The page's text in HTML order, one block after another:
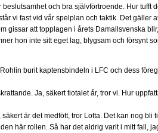
och bra självförtroende. Hur tufft
vi fast vid vår spelplan och taktik. Det gäller
gissar att topplagen i årets Damallsvenska
hon inte sitt eget lag, blygsam och försynt
burit kaptensbindeln i LFC och dess
Ja, säkert tiotalet år, tror vi. Hur
är det medfött, tror Lotta. Det kan nog bli
här rollen. Så har det aldrig varit i mitt fall,